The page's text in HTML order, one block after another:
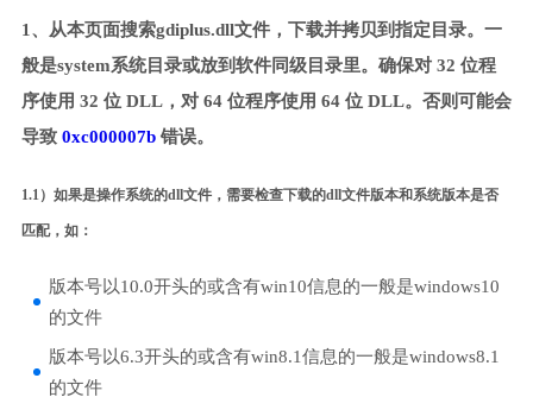
1、从本页面搜索gdiplus.dll文件，下载并拷贝到指定目录。一
般是system系统目录或放到软件同级目录里。确保对 32 位程
序使用 32 位 DLL，对 64 位程序使用 64 位 DLL。否则可能会
导致 0xc000007b错误。
1.1）如果是操作系统的dll文件，需要检查下载的dll文件版本和系统版本是否
匹配，如：
版本号以10.0开头的或含有win10信息的一般是windows10
的文件
版本号以6.3开头的或含有win8.1信息的一般是windows8.1
的文件